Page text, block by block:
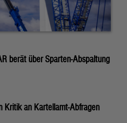
berät über Sparten-Abspaltung
Kritik an Kartellamt-Abfragen